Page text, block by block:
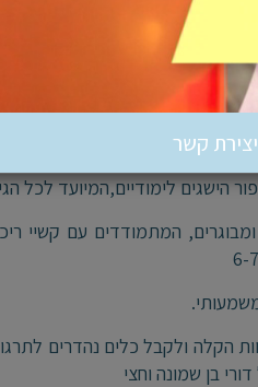
אצל יעלי יש לי שקט וריכוז
או בכמות החומר
זיכרון, קשב ועיבוד מידע.
לכל הגילאים (6-76) ומספק תוצאות
המתמודדים עם קשיי
בן שמונה וחצי
קשר